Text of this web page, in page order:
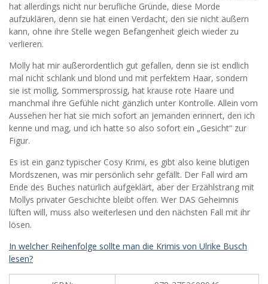
hat allerdings nicht nur berufliche Gründe, diese Morde
aufzuklären, denn sie hat einen Verdacht, den sie nicht äußern
kann, ohne ihre Stelle wegen Befangenheit gleich wieder zu
verlieren.
Molly hat mir außerordentlich gut gefallen, denn sie ist endlich
mal nicht schlank und blond und mit perfektem Haar, sondern
sie ist mollig, Sommersprossig, hat krause rote Haare und
manchmal ihre Gefühle nicht gänzlich unter Kontrolle. Allein vom
Aussehen her hat sie mich sofort an jemanden erinnert, den ich
kenne und mag, und ich hatte so also sofort ein „Gesicht“ zur
Figur.
Es ist ein ganz typischer Cosy Krimi, es gibt also keine blutigen
Mordszenen, was mir persönlich sehr gefällt. Der Fall wird am
Ende des Buches natürlich aufgeklärt, aber der Erzählstrang mit
Mollys privater Geschichte bleibt offen. Wer DAS Geheimnis
lüften will, muss also weiterlesen und den nächsten Fall mit ihr
lösen.
In welcher Reihenfolge sollte man die Krimis von Ulrike Busch
lesen?